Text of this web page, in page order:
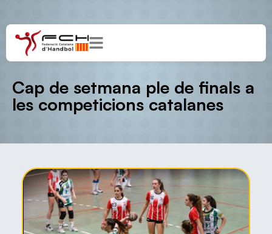
Cap de setmana ple de finals a
les competicions catalanes